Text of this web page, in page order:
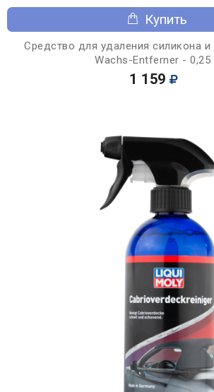
Купить
Средство для удаления силикона и
Wachs-Entferner - 0,25
1 159